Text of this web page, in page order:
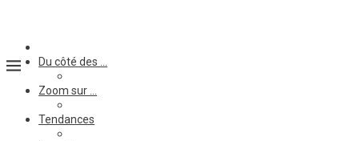
Du côté des …
Zoom sur …
Tendances